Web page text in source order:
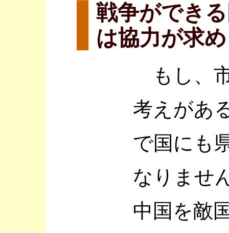
戦争ができ
は協力が求
もし、
考えがあ
で国にも
なりませ
中国を敵